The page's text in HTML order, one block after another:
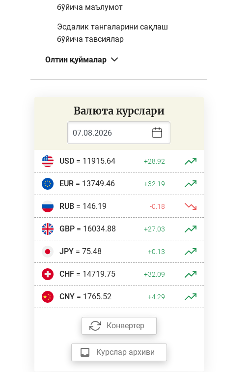
бўйича маълумот
Эсдалик тангаларини сақлаш
бўйича тавсиялар
Олтин қуймалар
Валюта курслари
USD= 11915.64 +28.92
EUR= 13749.46 +32.19
RUB= 146.19 -0.18
GBP= 16034.88 +27.03
JPY= 75.48 +0.13
CHF= 14719.75 +32.09
CNY= 1765.52 +4.29
Конвертер
Курслар архиви